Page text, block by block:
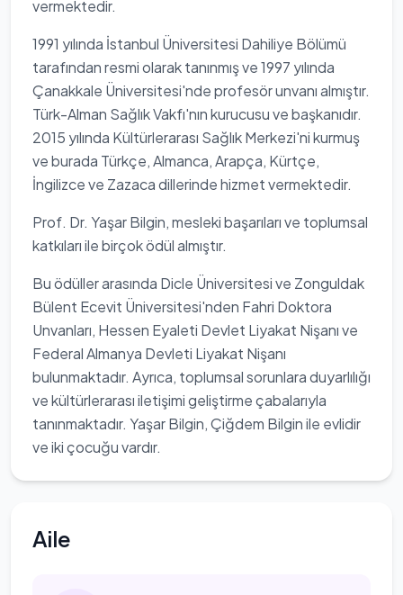
vermektedir.
1991 yılında İstanbul Üniversitesi Dahiliye Bölümü
tarafından resmi olarak tanınmış ve 1997 yılında
Çanakkale Üniversitesi'nde profesör unvanı almıştır.
Türk-Alman Sağlık Vakfı'nın kurucusu ve başkanıdır.
2015 yılında Kültürlerarası Sağlık Merkezi'ni kurmuş
ve burada Türkçe, Almanca, Arapça, Kürtçe,
İngilizce ve Zazaca dillerinde hizmet vermektedir.
Prof. Dr. Yaşar Bilgin, mesleki başarıları ve toplumsal
katkıları ile birçok ödül almıştır.
Bu ödüller arasında Dicle Üniversitesi ve Zonguldak
Bülent Ecevit Üniversitesi'nden Fahri Doktora
Unvanları, Hessen Eyaleti Devlet Liyakat Nişanı ve
Federal Almanya Devleti Liyakat Nişanı
bulunmaktadır. Ayrıca, toplumsal sorunlara duyarlılığı
ve kültürlerarası iletişimi geliştirme çabalarıyla
tanınmaktadır. Yaşar Bilgin, Çiğdem Bilgin ile evlidir
ve iki çocuğu vardır.
Aile